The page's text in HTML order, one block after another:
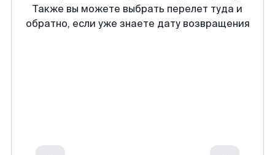
Также вы можете выбрать перелет туда и
обратно, если уже знаете дату возвращения